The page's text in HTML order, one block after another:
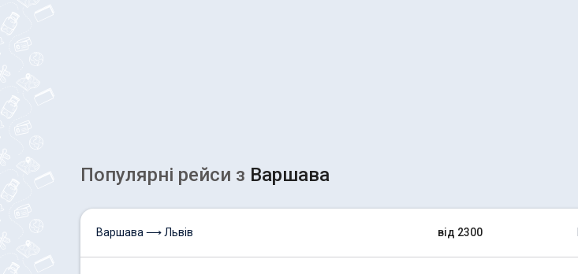
Популярні рейcи з Варшава
Варшава ⟶ Львів від 2300